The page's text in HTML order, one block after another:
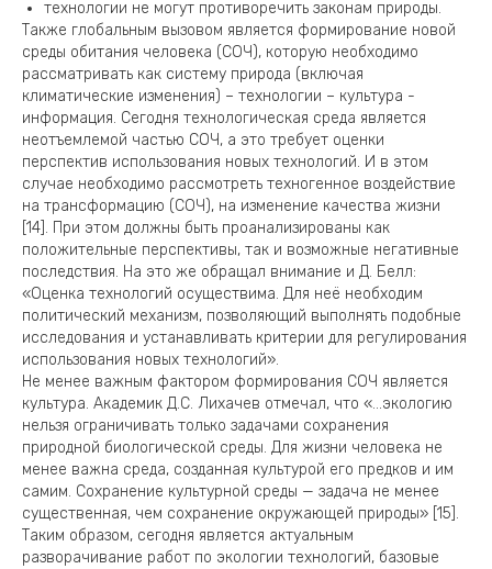
технологии не могут противоречить законам природы.
Также глобальным вызовом является формирование новой
среды обитания человека (СОЧ), которую необходимо
рассматривать как систему природа (включая
климатические изменения) – технологии – культура -
информация. Сегодня технологическая среда является
неотъемлемой частью СОЧ, а это требует оценки
перспектив использования новых технологий. И в этом
случае необходимо рассмотреть техногенное воздействие
на трансформацию (СОЧ), на изменение качества жизни
[14]. При этом должны быть проанализированы как
положительные перспективы, так и возможные негативные
последствия. На это же обращал внимание и Д. Белл:
«Оценка технологий осуществима. Для неё необходим
политический механизм, позволяющий выполнять подобные
исследования и устанавливать критерии для регулирования
использования новых технологий».
Не менее важным фактором формирования СОЧ является
культура. Академик Д.С. Лихачев отмечал, что «…экологию
нельзя ограничивать только задачами сохранения
природной биологической среды. Для жизни человека не
менее важна среда, созданная культурой его предков и им
самим. Сохранение культурной среды — задача не менее
существенная, чем сохранение окружающей природы» [15].
Таким образом, сегодня является актуальным
разворачивание работ по экологии технологий, базовые